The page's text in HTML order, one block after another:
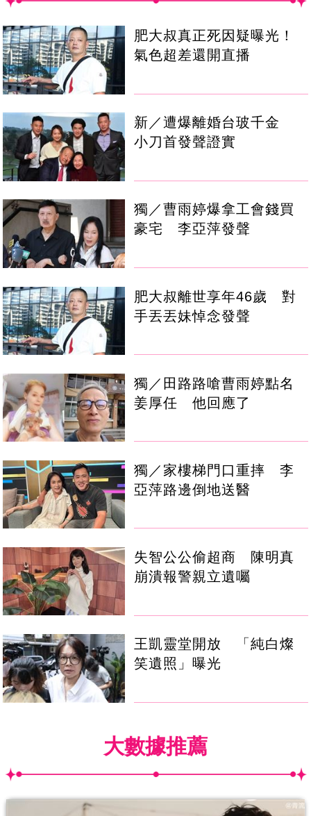
肥大叔真正死因疑曝光！
氣色超差還開直播
新／遭爆離婚台玻千金
小刀首發聲證實
獨／曹雨婷爆拿工會錢買
豪宅 李亞萍發聲
肥大叔離世享年46歲 對
手丟丟妹悼念發聲
獨／田路路嗆曹雨婷點名
姜厚任 他回應了
獨／家樓梯門口重摔 李
亞萍路邊倒地送醫
失智公公偷超商 陳明真
崩潰報警親立遺囑
王凱靈堂開放 「純白燦
笑遺照」曝光
大數據推薦